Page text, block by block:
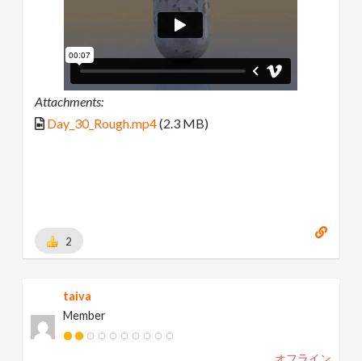
Attachments:
Day_30_Rough.mp4(2.3 MB)
2
taiva
Member
オフライン